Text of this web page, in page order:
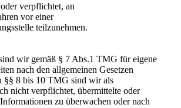
verpflichtet, an
vor einer
teilzunehmen.
wir gemäß § 7 Abs.1 TMG für eigene
nach den allgemeinen Gesetzen
§§ 8 bis 10 TMG sind wir als
nicht verpflichtet, übermittelte oder
zu überwachen oder nach